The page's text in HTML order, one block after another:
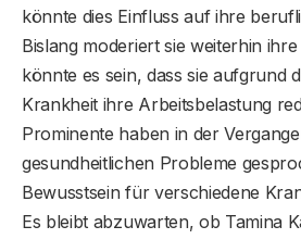
könnte dies Einfluss auf ihre
Bislang moderiert sie weiterhin
könnte es sein, dass sie aufgrund
Krankheit ihre Arbeitsbelastung
Prominente haben in der
gesundheitlichen Probleme
Bewusstsein für verschiedene
Es bleibt abzuwarten, ob Tamina